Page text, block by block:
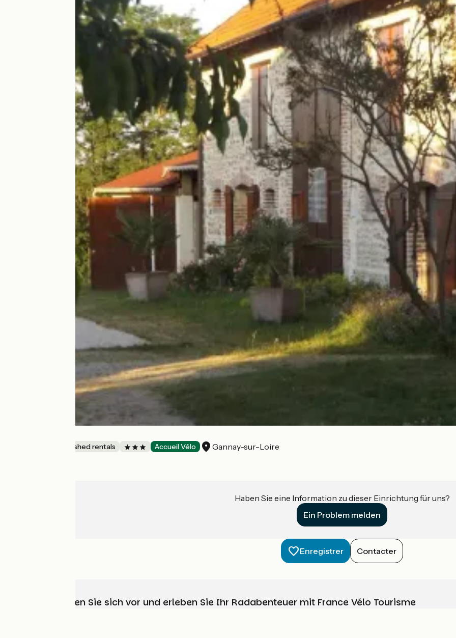
Lodgings and furnished rentals Accueil Vélo Gannay-sur-Loire
Haben Sie eine Information zu dieser Einrichtung für uns?
Ein Problem melden
Enregistrer Contacter
Wählen, bereiten Sie sich vor und erleben Sie Ihr Radabenteuer mit France Vélo Tourisme